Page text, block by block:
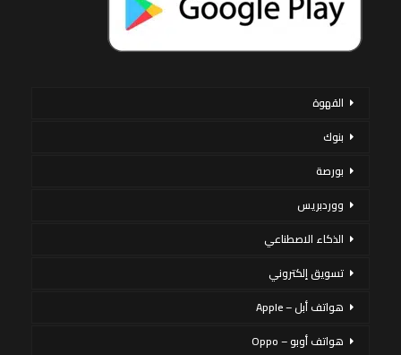
القهوة
بنوك
بورصة
ووردبريس
الذكاء الاصطناعي
تسويق إلكتروني
هواتف أبل – Apple
هواتف أوبو – Oppo